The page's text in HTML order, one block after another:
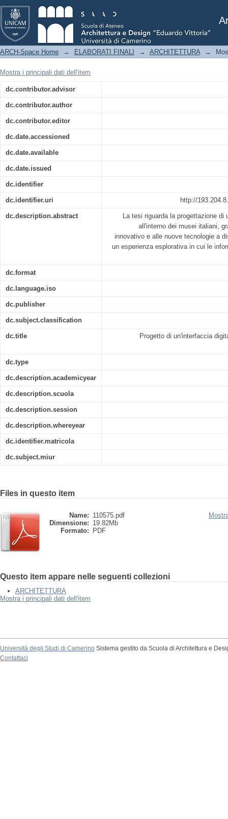
Progetto di un'interfaccia digitale
museali italiane.
ARCH-Space Home → ELABORATI FINALI → ARCHITETTURA →
Mostra i principali dati dell'item
dc.contributor.advisor
dc.contributor.author
dc.contributor.editor
dc.date.accessioned
dc.date.available
dc.date.issued
dc.identifier
dc.identifier.uri http://
dc.description.abstract
La tesi riguarda la progettazione
all'interno dei musei italiani,
innovativo e alle nuove tecnologie a
un esperienza esplorativa in cui le
dc.format
dc.language.iso
dc.publisher
dc.subject.classification
dc.title Progetto di un'interfaccia
dc.type
dc.description.academicyear
dc.description.scuola
dc.description.session
dc.description.whereyear
dc.identifier.matricola
dc.subject.miur
Files in questo item
Name: 110575.pdf
Dimensione: 19.82Mb
Formato:
PDF
Questo item appare nelle seguenti collezioni
ARCHITETTURA
Mostra i principali dati dell'item
Università degli Studi di Camerino Sistema gestito da Scuola di Architettura e
Contattaci